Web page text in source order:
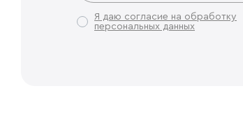
Я даю согласие на обработку
персональных данных